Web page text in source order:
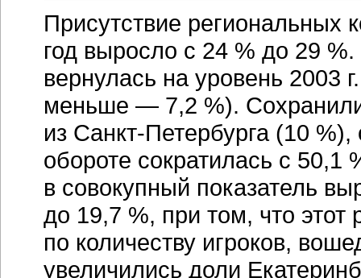
Присутствие
год выросло с 24 % до 29
вернулась на уровень 2003
меньше — 7,2 %).
из Санкт-Петербурга(10 %),
обороте сократилась с
в совокупный показатель
до 19,7 %, при том, что этот
по количеству игроков,
увеличились доли